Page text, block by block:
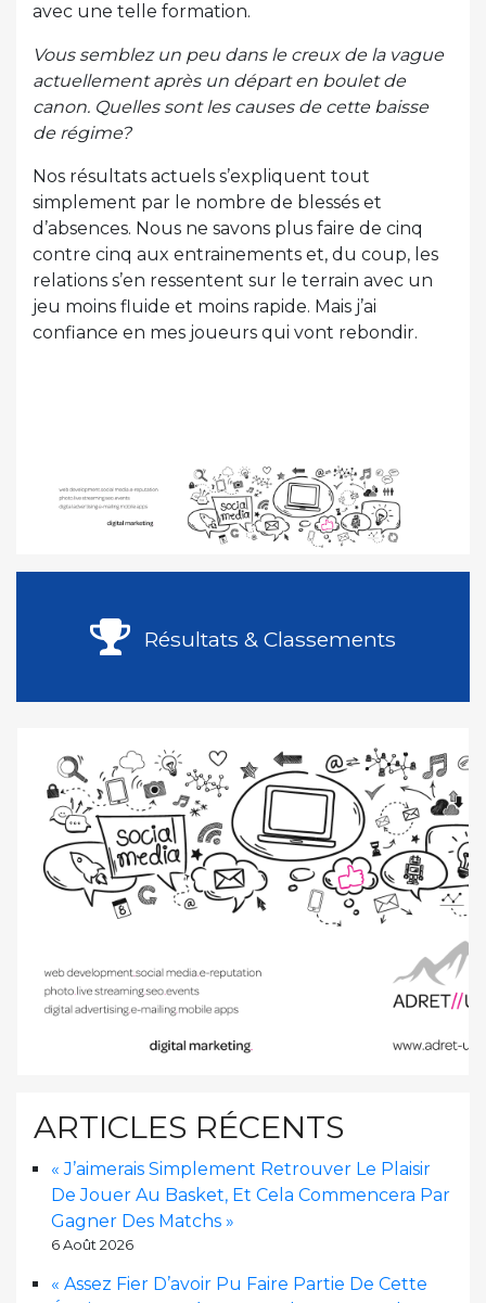
avec une telle formation.
Vous semblez un peu dans le creux de la vague
actuellement après un départ en boulet de
canon. Quelles sont les causes de cette baisse
de régime?
Nos résultats actuels s’expliquent tout
simplement par le nombre de blessés et
d’absences. Nous ne savons plus faire de cinq
contre cinq aux entrainements et, du coup, les
relations s’en ressentent sur le terrain avec un
jeu moins fluide et moins rapide. Mais j’ai
confiance en mes joueurs qui vont rebondir.
Résultats & Classements
ARTICLES RÉCENTS
« J’aimerais Simplement Retrouver Le Plaisir
De Jouer Au Basket, Et Cela Commencera Par
Gagner Des Matchs »
6 Août 2026
« Assez Fier D’avoir Pu Faire Partie De Cette